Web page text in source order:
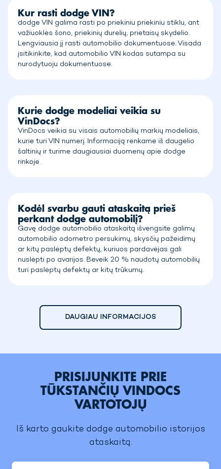
Kur rasti dodge VIN?
dodge VIN galima rasti po priekiniu priekiniu stiklu, ant
važiuoklės šono, priekinių durelių, prietaisų skydelio.
Lengviausia jį rasti automobilio dokumentuose. Visada
įsitikinkite, kad automobilio VIN kodas sutampa su
nurodytuoju dokumentuose.
Kurie dodge modeliai veikia su
VinDocs?
VinDocs veikia su visais automobilių markių modeliais,
kurie turi VIN numerį. Informaciją renkame iš daugelio
šaltinių ir turime daugiausiai duomenų apie dodge
rinkoje.
Kodėl svarbu gauti ataskaitą prieš
perkant dodge automobilį?
Gavę dodge automobilio ataskaitą išvengsite galimų
automobilio odometro persukimų, skysčių pažeidimų
ar kitų paslėptų defektų, kuriuos pardavėjas gali
nuslėpti po avarijos. Beveik 20 % naudotų automobilių
turi paslėptų defektų ar kitų trūkumų.
DAUGIAU INFORMACIJOS
PRISIJUNKITE PRIE
TŪKSTANČIŲ VINDOCS
VARTOTOJŲ
Iš karto gaukite dodge automobilio istorijos
ataskaitą.